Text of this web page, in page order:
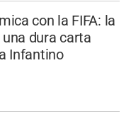
con la FIFA: la
una dura carta
Infantino